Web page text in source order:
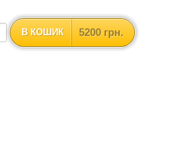
В КОШИК 5200 грн.